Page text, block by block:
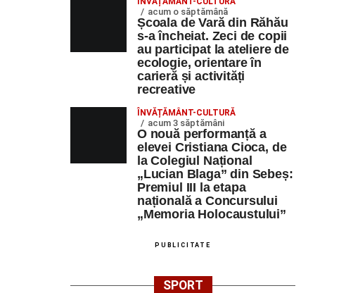
acum o săptămână
Școala de Vară din Răhău
s-a încheiat. Zeci de copii
au participat la ateliere de
ecologie, orientare în
carieră și activități
recreative
ÎNVĂȚĂMÂNT-CULTURĂ
acum 3 săptămâni
O nouă performanță a
elevei Cristiana Cioca, de
la Colegiul Național
„Lucian Blaga” din Sebeș:
Premiul III la etapa
națională a Concursului
„Memoria Holocaustului”
PUBLICITATE
SPORT